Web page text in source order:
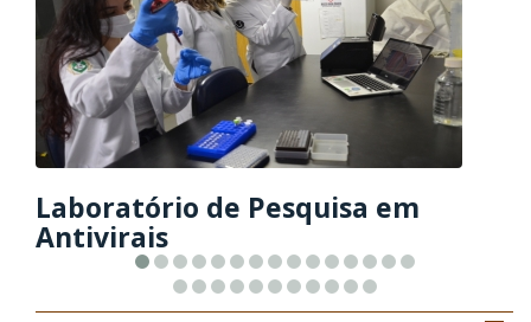
Laboratório de Pesquisa em
Antivirais